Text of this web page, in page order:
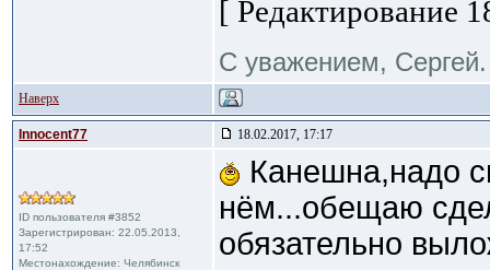
[ Редактирование
С уважением, Сергей.
Наверх
Innocent77 18.02.2017, 17:17
ID пользователя #3852
Зарегистрирован: 22.05.2013,
17:52
Местонахождение: Челябинск
Канешна,надо
нём...обещаю
обязательно